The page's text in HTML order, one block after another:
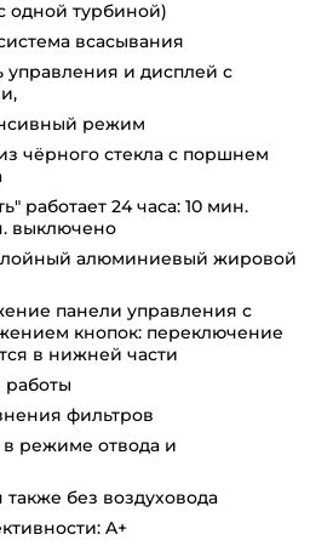
одной турбиной)
всасывания
управления и дисплей с
режим
чёрного стекла с поршнем
работает 24 часа: 10 мин.
выключено
алюминиевый жировой
панели управления с
кнопок: переключение
в нижней части
работы
фильтров
в режиме отвода и
без воздуховода
A+